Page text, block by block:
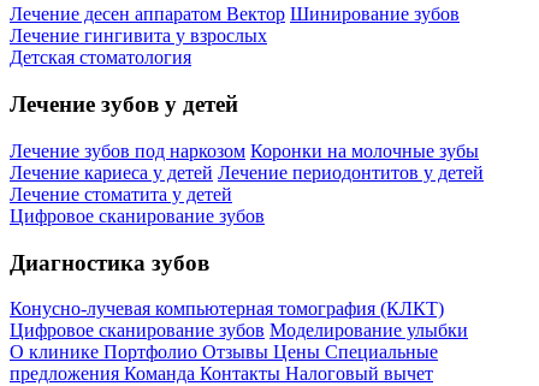
Лечение десен аппаратом Вектор Шинирование зубов
Лечение гингивита у взрослых
Детская стоматология
Лечение зубов у детей
Лечение зубов под наркозом Коронки на молочные зубы
Лечение кариеса у детей Лечение периодонтитов у детей
Лечение стоматита у детей
Цифровое сканирование зубов
Диагностика зубов
Конусно-лучевая компьютерная томография (КЛКТ)
Цифровое сканирование зубов Моделирование улыбки
О клинике Портфолио Отзывы Цены Специальные
предложения Команда Контакты Налоговый вычет